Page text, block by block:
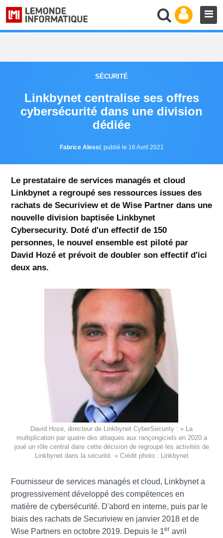
SÉCURITÉ
Linkbynet centralise ses offres
cybersécurité dans une division
dédiée
Fabrice Alessi, publié le 16 Avril 2021
Le prestataire de services managés et cloud
Linkbynet a regroupé ses ressources issues des
rachats de Securiview et de Wise Partner dans une
nouvelle division baptisée Linkbynet
Cybersecurity. Doté d'un effectif de 150
personnes, le nouvel ensemble est piloté par
David Hozé et prévoit de doubler son effectif d'ici
deux ans.
David Hozé, directeur de Linkbynet CyberSecurity : « La
multiplication par quatre des attaques aux rançongiciels en 2020 a
joué un rôle central dans cette décision de regroupé les activités de
Linkbynet dans la sécurité. » Crédit photo : Linkbynet
Fournisseur de services managés et cloud, Linkbynet a
progressivement développé des compétences en
matière de cybersécurité. D'abord en interne, puis par le
biais des rachats de Securiview en janvier 2018 et de
Wise Partners en octobre 2019. Depuis le 1er avril